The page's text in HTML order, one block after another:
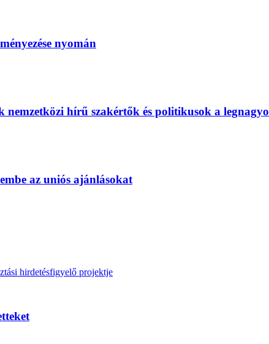
nyomán
hírű szakértők és politikusok a
az uniós ajánlásokat
hirdetésfigyelő projektje